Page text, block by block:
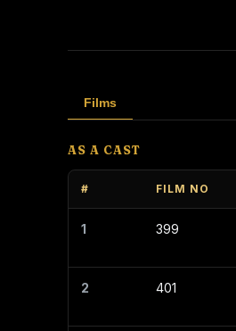
Films
AS A CAST
# FILM NO
1 399
2 401